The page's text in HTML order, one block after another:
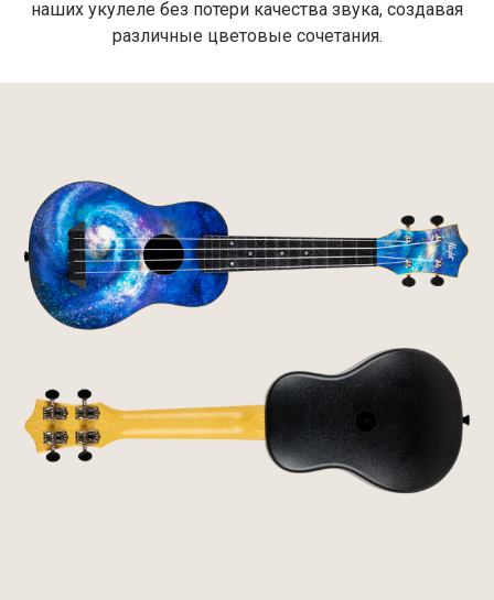
наших укулеле без потери качества звука, создавая
различные цветовые сочетания.